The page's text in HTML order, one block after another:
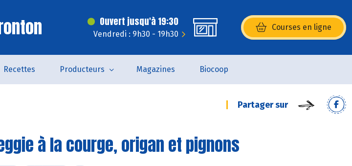
Ouvert jusqu'à 19:30
Vendredi : 9h30 - 19h30
Courses en ligne
(s’ouvre dans une nouvelle
Recettes Producteurs Magazines Biocoop
Partager sur
à la courge, origan et pignons